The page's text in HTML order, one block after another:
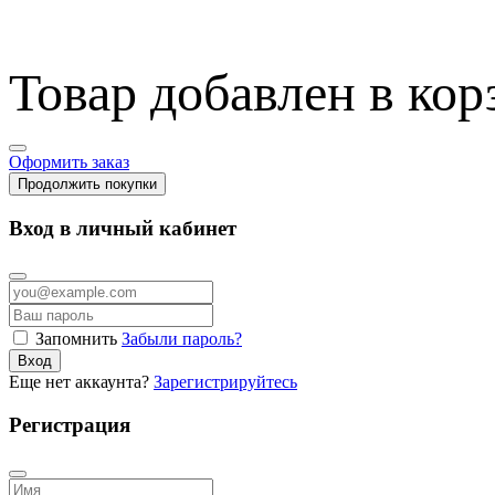
Товар добавлен в
Оформить заказ
Продолжить покупки
Вход в личный кабинет
Запомнить Забыли пароль?
Вход
Еще нет аккаунта? Зарегистрируйтесь
Регистрация